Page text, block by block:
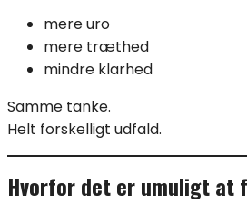
mere uro
mere træthed
mindre klarhed
Samme tanke.
Helt forskelligt udfald.
Hvorfor det er umuligt at